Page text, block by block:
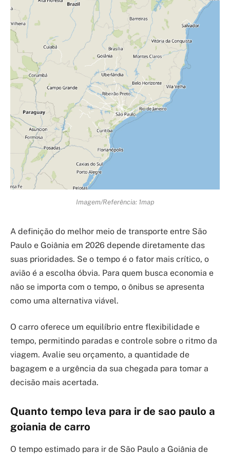
Imagem/Referência: 1map
A definição do melhor meio de transporte entre São
Paulo e Goiânia em 2026 depende diretamente das
suas prioridades. Se o tempo é o fator mais crítico, o
avião é a escolha óbvia. Para quem busca economia e
não se importa com o tempo, o ônibus se apresenta
como uma alternativa viável.
O carro oferece um equilíbrio entre flexibilidade e
tempo, permitindo paradas e controle sobre o ritmo da
viagem. Avalie seu orçamento, a quantidade de
bagagem e a urgência da sua chegada para tomar a
decisão mais acertada.
Quanto tempo leva para ir de sao paulo a
goiania de carro
O tempo estimado para ir de São Paulo a Goiânia de